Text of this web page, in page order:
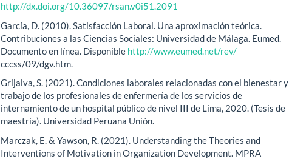
http://dx.doi.org/10.36097/rsan.v0i51.2091
García, D. (2010). Satisfacción Laboral. Una aproximación teórica.
Contribuciones a las Ciencias Sociales: Universidad de Málaga. Eumed.
Documento en línea. Disponible http://www.eumed.net/rev/
cccss/09/dgv.htm.
Grijalva, S. (2021). Condiciones laborales relacionadas con el bienestar y
trabajo de los profesionales de enfermería de los servicios de
internamiento de un hospital público de nivel III de Lima, 2020. (Tesis de
maestría). Universidad Peruana Unión.
Marczak, E. & Yawson, R. (2021). Understanding the Theories and
Interventions of Motivation in Organization Development. MPRA